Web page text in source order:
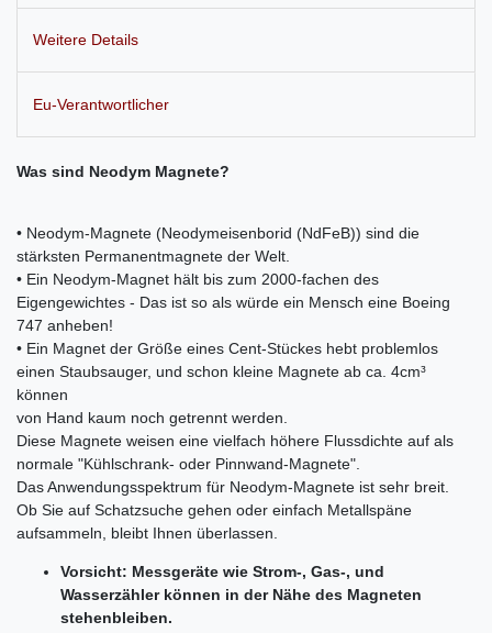
Weitere Details
Eu-Verantwortlicher
Was sind Neodym Magnete?
• Neodym-Magnete (Neodymeisenborid (NdFeB)) sind die
stärksten Permanentmagnete der Welt.
• Ein Neodym-Magnet hält bis zum 2000-fachen des
Eigengewichtes - Das ist so als würde ein Mensch eine Boeing
747 anheben!
• Ein Magnet der Größe eines Cent-Stückes hebt problemlos
einen Staubsauger, und schon kleine Magnete ab ca. 4cm³
können
von Hand kaum noch getrennt werden.
Diese Magnete weisen eine vielfach höhere Flussdichte auf als
normale "Kühlschrank- oder Pinnwand-Magnete".
Das Anwendungsspektrum für Neodym-Magnete ist sehr breit.
Ob Sie auf Schatzsuche gehen oder einfach Metallspäne
aufsammeln, bleibt Ihnen überlassen.
Vorsicht: Messgeräte wie Strom-, Gas-, und
Wasserzähler können in der Nähe des Magneten
stehenbleiben.